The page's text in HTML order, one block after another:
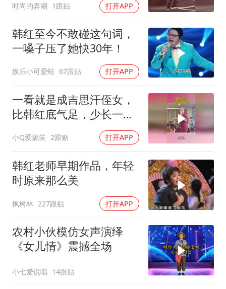
我国外贸延续良好增长态势
夯实基础开新局
时尚的弄潮 1跟贴 打开APP
韩红至今不敢碰这句词，
一嗓子压了她快30年！
娱乐小可爱蛙 67跟贴 打开APP
一看就是成吉思汗侄女，
比韩红底气足，少长一两
小Q爱搞笑 2跟贴 打开APP
韩红老师早期作品，年轻
时原来那么美
枫树林 227跟贴 打开APP
农村小伙模仿女声演绎
《女儿情》震撼全场
小七爱说唱 14跟贴